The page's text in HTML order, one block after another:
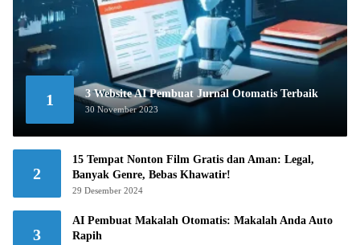
1 3 Website AI Pembuat Jurnal Otomatis Terbaik
30 November 2023
2
15 Tempat Nonton Film Gratis dan Aman: Legal,
Banyak Genre, Bebas Khawatir!
29 Desember 2024
3
AI Pembuat Makalah Otomatis: Makalah Anda Auto
Rapih